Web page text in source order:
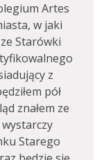
Artes
w jaki
Starówki
z
pół
znałem ze
Starego